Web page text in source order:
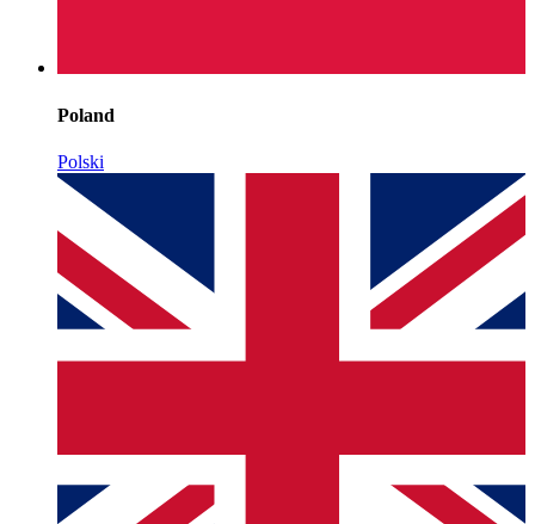
Poland
Polski